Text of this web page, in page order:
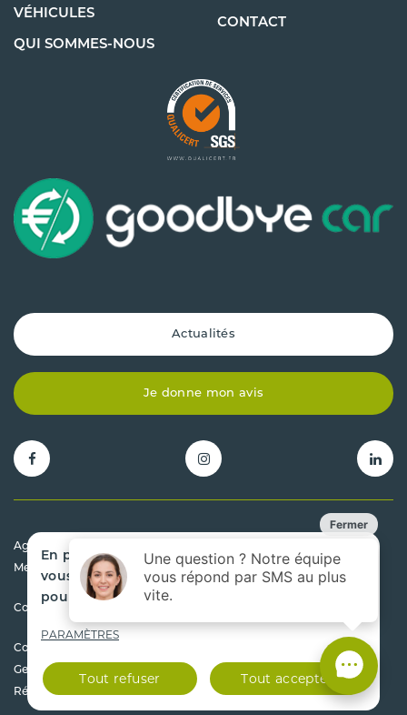
VÉHICULES
QUI SOMMES-NOUS
CONTACT
Actualités
Je donne mon avis
Agrément préfectoral 31.00043.D
Mentions légales
Conditions générales de vente
Copyright 2026 - Cazenave Pièces Auto - Tous droits réservés
Gestion de projet Agence SLCOM
Réalisation Com'online
En poursuivant votre navigation sur ce site,
vous acceptez que nous utilisions des cookies
pour mesurer l'audience de notre site.
PARAMÈTRES
Tout refuser Tout accepter